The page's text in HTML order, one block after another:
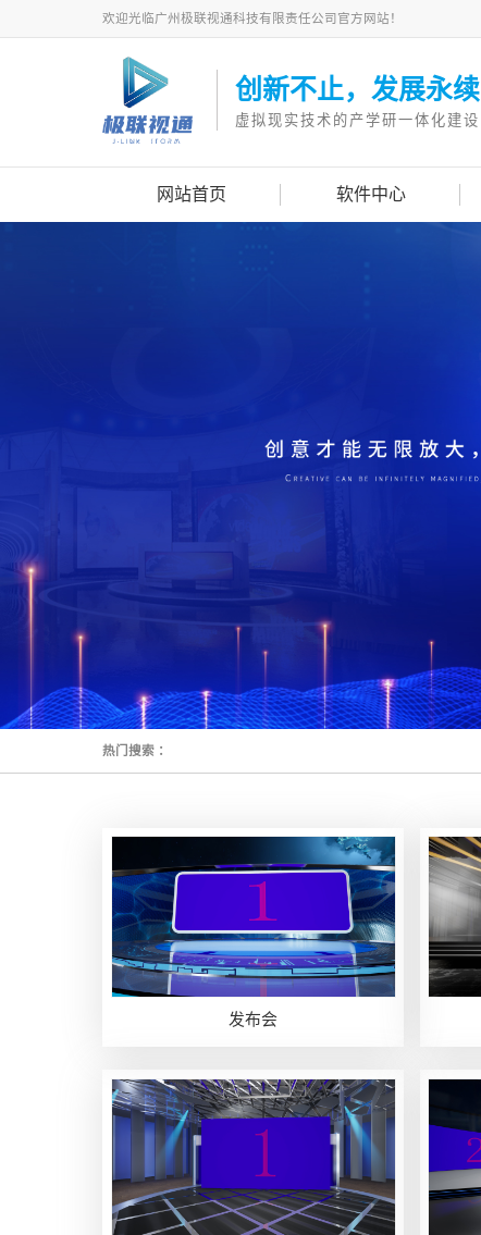
欢迎光临广州极联视通科技有限责任公司官方网站！
创新不止，发展永续
虚拟现实技术的产学研一体化建设
网站首页 软件中心
热门搜索 ：
发布会